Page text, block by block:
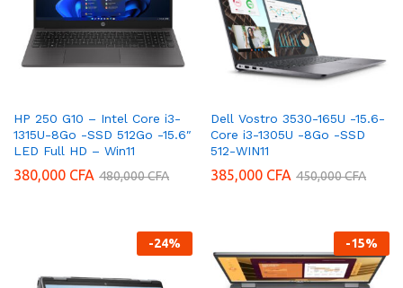
HP 250 G10 – Intel Core i3-
1315U-8Go -SSD 512Go -15.6″
LED Full HD – Win11
380,000 CFA 480,000CFA
Dell Vostro 3530-165U -15.6-
Core i3-1305U -8Go -SSD
512-WIN11
385,000 CFA 450,000CFA
-24% -15%